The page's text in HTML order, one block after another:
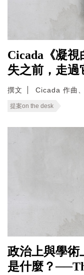
Cicada《凝
失之前，走過
撰文 Cicada 作曲
提案on the desk
政治上與學術
是什麼？